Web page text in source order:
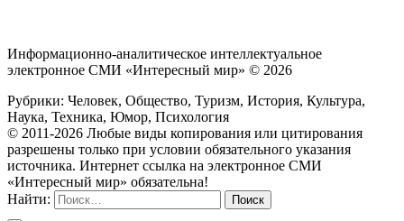
Информационно-аналитическое интеллектуальное
электронное СМИ «Интересный мир» © 2026
Рубрики: Человек, Общество, Туризм, История, Культура,
Наука, Техника, Юмор, Психология
© 2011-2026 Любые виды копирования или цитирования
разрешены только при условии обязательного указания
источника. Интернет ссылка на электронное СМИ
«Интересный мир» обязательна!
Найти: